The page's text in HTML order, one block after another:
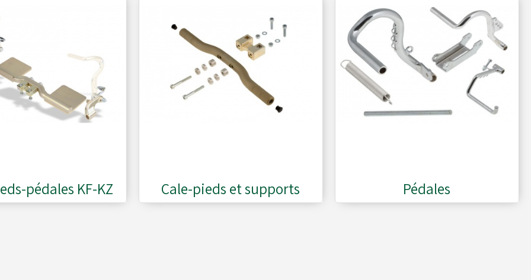
pédales KF-KZ Cale-pieds et supports Pédales